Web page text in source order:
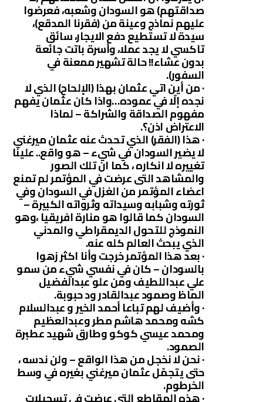
صداقتهم) هو السودان وشعبه، فعرضوا
عليهم نماذج وعينة من (فقرنا المدقع)،
سيدة لا تستطيع دفع الايجار، سائق
تاكسي لا يجد عملا، وأسرة باتت جائعة
بدون عشاء!! حالة تشهير ممعنة في
السفور).
· من أين اتي عثمان بهذا (الإلحاح) الذي لا
نجده إلّا في عموده…واذا كان عثمان يفهم
مفهوم الصداقة والشراكة – لماذا
الاعتراض اذن؟.
· هذا (الفقر) الذي تحدث عنه عثمان ميرغني
لا يضير السودان في شيء – هو واقع.. علينا
تغييره لا انكاره ، كما ان تلك الصور
والمشاهد التى عرضت في المؤتمر لم تمنع
اعضاء المؤتمر من الغزل في السودان وفي
ثورته وشبابه وسيداته وثرواته الكبيرة –
السودان كما قالوا هو منارة افريقيا ،وهو
النموذج للتحول الديمقراطي والمدني
الذي يبحث العالم كله عنه.
· بعد هذا المؤتمر خرجت وأنا اكثر زهوا
بالسودان – كان في نفسي شيء من سمو
علي عبداللطيف ومن علو عبدالفضيل
الماظ وصمود عبدالقادر ود حبوبة.
· وأضيف لهم تباعا أحمد الخير و عبدالسلام
كشه ومحمد هاشم مطر وعبدالعظيم
ومحمد عيسي كوكو وطارق شهيد عطبرة
الصمود.
· نحن لا نخجل من هذا الواقع – ولن ندسه ،
حتى يتجمّل عثمان ميرغني بغيره في وسط
الخرطوم.
· هذه المقاطع التى عرضت في تسجيلات